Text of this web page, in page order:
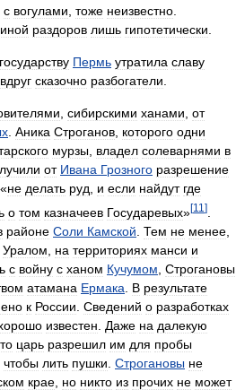
с вогулами тоже неизвестно
раздоров лишь гипотетически
государству Пермь утратила славу
вдруг сказочно разбогатели
сибирскими ханами от
Аника Строганов которого одни
мурзы владел солеварнями в
от Ивана Грозного разрешение
«не делать руд и если найдут где
о том казначеев Государевых»[11 ]
районе Соли Камской Тем не менее
Уралом на территориях манси и
с войну с ханом Кучумом Строгановы
атамана Ермака В результате
к России Сведений о разработках
известен Даже на далекую
царь разрешил им для пробы
чтобы лить пушки Строгановы не
крае но никто из прочих не может